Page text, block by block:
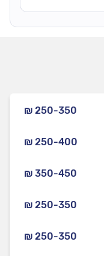
₪ 250-350
₪ 250-400
₪ 350-450
₪ 250-350
₪ 250-350